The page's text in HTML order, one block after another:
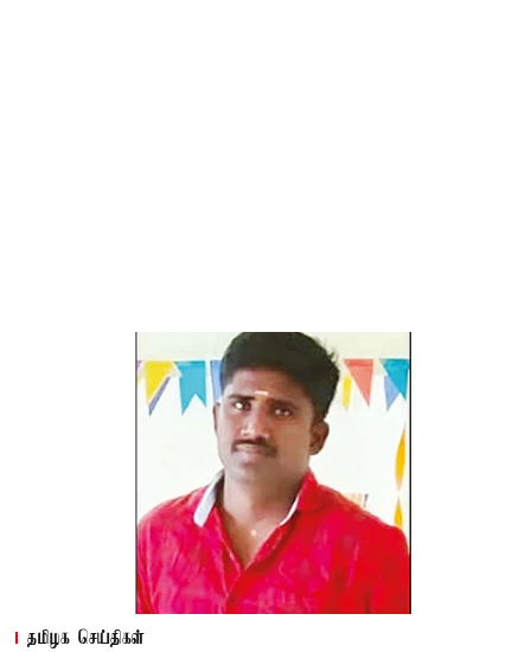
தமிழக செய்திகள்